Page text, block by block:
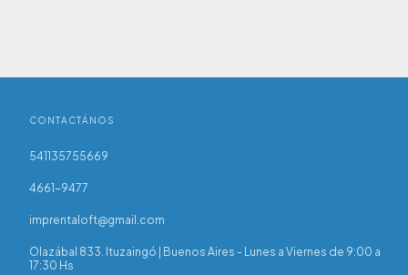
CONTACTÁNOS
541135755669
4661-9477
imprentaloft@gmail.com
Olazábal 833. Ituzaingó | Buenos Aires - Lunes a Viernes de 9:00 a
17:30 Hs